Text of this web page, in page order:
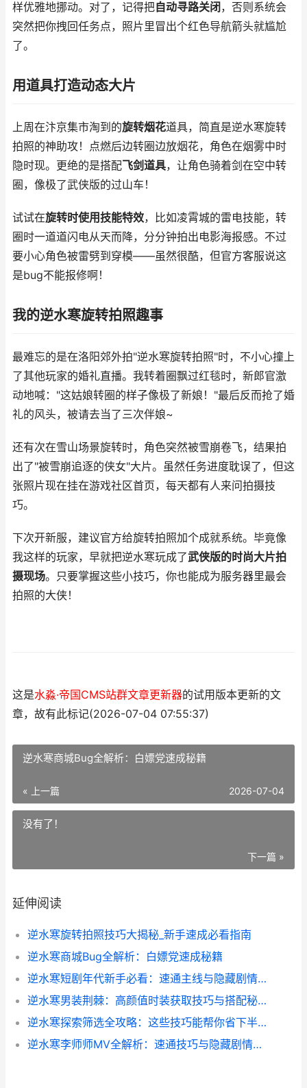
样优雅地挪动。对了，记得把自动寻路关闭 ，否则系统会
突然把你拽回任务点，照片里冒出个红色导航箭头就尴尬
了。
用道具打造动态大片
上周在汴京集市淘到的旋转烟花道具，简直是逆水寒旋转
拍照的神助攻！点燃后边转圈边放烟花，角色在烟雾中时
隐时现。更绝的是搭配飞剑道具，让角色骑着剑在空中转
圈，像极了武侠版的过山车！
试试在旋转时使用技能特效，比如凌霄城的雷电技能，转
圈时一道道闪电从天而降，分分钟拍出电影海报感。不过
要小心角色被雷劈到穿模——虽然很酷，但官方客服说这
是bug不能报修啊！
我的逆水寒旋转拍照趣事
最难忘的是在洛阳郊外拍"逆水寒旋转拍照"时，不小心撞上
了其他玩家的婚礼直播。我转着圈飘过红毯时，新郎官激
动地喊："这姑娘转圈的样子像极了新娘！"最后反而抢了婚
礼的风头，被请去当了三次伴娘~
还有次在雪山场景旋转时，角色突然被雪崩卷飞，结果拍
出了"被雪崩追逐的侠女"大片。虽然任务进度耽误了，但这
张照片现在挂在游戏社区首页，每天都有人来问拍摄技
巧。
下次开新服，建议官方给旋转拍照加个成就系统。毕竟像
我这样的玩家，早就把逆水寒玩成了武侠版的时尚大片拍
摄现场。只要掌握这些小技巧，你也能成为服务器里最会
拍照的大侠！
这是水淼·帝国CMS站群文章更新器的试用版本更新的文
章，故有此标记(2026-07-04 07:55:37)
逆水寒商城Bug全解析：白嫖党速成秘籍
« 上一篇 2026-07-04
没有了！
下一篇 »
延伸阅读
逆水寒旋转拍照技巧大揭秘_新手速成必看指南
逆水寒商城Bug全解析：白嫖党速成秘籍
逆水寒短剧年代新手必看：速通主线与隐藏剧情全解析
逆水寒男装荆棘：高颜值时装获取技巧与搭配秘籍
逆水寒探索筛选全攻略：这些技巧能帮你省下半小时游戏时间
逆水寒李师师MV全解析：速通技巧与隐藏剧情揭秘